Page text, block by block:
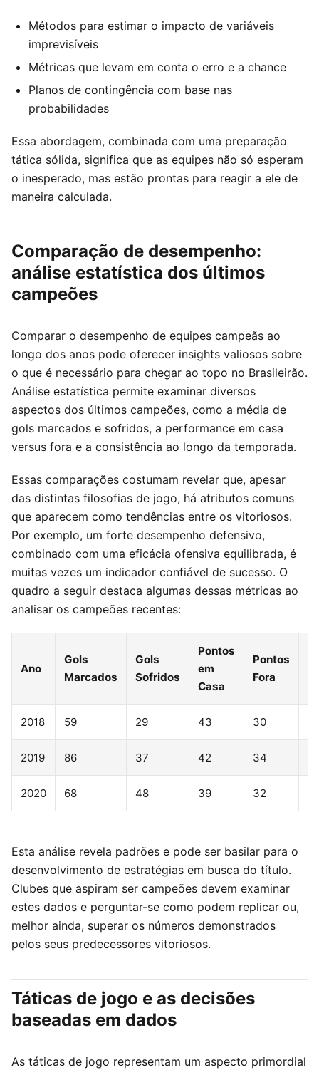
Métodos para estimar o impacto de variáveis
imprevisíveis
Métricas que levam em conta o erro e a chance
Planos de contingência com base nas
probabilidades
Essa abordagem, combinada com uma preparação
tática sólida, significa que as equipes não só esperam
o inesperado, mas estão prontas para reagir a ele de
maneira calculada.
Comparação de desempenho:
análise estatística dos últimos
campeões
Comparar o desempenho de equipes campeãs ao
longo dos anos pode oferecer insights valiosos sobre
o que é necessário para chegar ao topo no Brasileirão.
Análise estatística permite examinar diversos
aspectos dos últimos campeões, como a média de
gols marcados e sofridos, a performance em casa
versus fora e a consistência ao longo da temporada.
Essas comparações costumam revelar que, apesar
das distintas filosofias de jogo, há atributos comuns
que aparecem como tendências entre os vitoriosos.
Por exemplo, um forte desempenho defensivo,
combinado com uma eficácia ofensiva equilibrada, é
muitas vezes um indicador confiável de sucesso. O
quadro a seguir destaca algumas dessas métricas ao
analisar os campeões recentes:
Ano
Gols
Marcados
Gols
Sofridos
Pontos
em
Casa
Pontos
Fora
2018 59 29 43 30
2019 86 37 42 34
2020 68 48 39 32
Esta análise revela padrões e pode ser basilar para o
desenvolvimento de estratégias em busca do título.
Clubes que aspiram ser campeões devem examinar
estes dados e perguntar-se como podem replicar ou,
melhor ainda, superar os números demonstrados
pelos seus predecessores vitoriosos.
Táticas de jogo e as decisões
baseadas em dados
As táticas de jogo representam um aspecto primordial